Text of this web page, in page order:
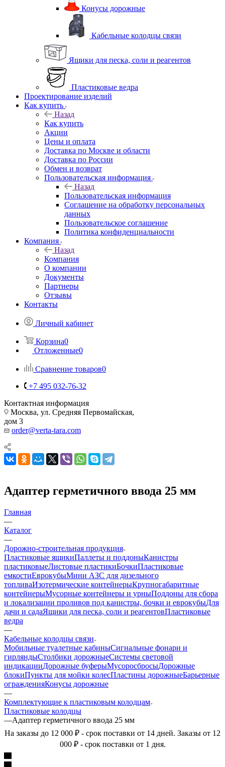
Конусы дорожные
Кабельные колодцы связи
Ящики для песка, соли и реагентов
Пластиковые ведра
Проектирование изделий
Как купить
Назад
Как купить
Акции
Цены и оплата
Доставка по Москве и области
Доставка по России
Обмен и возврат
Пользовательская информация
Назад
Пользовательская информация
Соглашение на обработку персональных
данных
Пользовательское соглашение
Политика конфиденциальности
Компания
Назад
Компания
О компании
Документы
Партнеры
Отзывы
Контакты
Личный кабинет
Корзина0
Отложенные0
Сравнение товаров0
+7 495 032-76-32
Контактная информация
Москва, ул. Средняя Первомайская,
дом 3
order@verta-tara.com
Адаптер герметичного ввода 25 мм
Главная
—
Каталог
—
Дорожно-строительная продукция
Пластиковые ящикиПаллеты и поддоныКанистры
пластиковыеЛистовые пластикиБочкиПластиковые
емкостиЕврокубыМини АЗС для дизельного
топливаИзотермические контейнерыКрупногабаритные
контейнерыМусорные контейнеры и урныПоддоны для сбора
и локализации проливов под канистры, бочки и еврокубыДля
дачи и садаЯщики для песка, соли и реагентовПластиковые
ведра
—
Кабельные колодцы связи
Мобильные туалетные кабиныСигнальные фонари и
гирляндыСтолбики дорожныеСистемы световой
индикацииДорожные буферыМусоросбросыДорожные
блокиПункты для мойки колесПластины дорожныеБарьерные
огражденияКонусы дорожные
—
Комплектующие к пластиковым колодцам
Пластиковые колодцы
—Адаптер герметичного ввода 25 мм
На заказы до 12 000 ₽ - срок поставки от 14 дней. Заказы от 12
000 ₽ - срок поставки от 1 дня.